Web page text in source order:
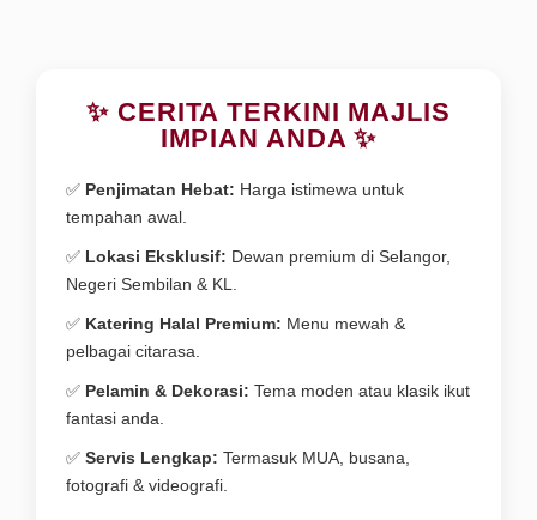
✨ CERITA TERKINI MAJLIS
IMPIAN ANDA ✨
✅ Penjimatan Hebat: Harga istimewa untuk
tempahan awal.
✅ Lokasi Eksklusif: Dewan premium di Selangor,
Negeri Sembilan & KL.
✅ Katering Halal Premium: Menu mewah &
pelbagai citarasa.
✅ Pelamin & Dekorasi: Tema moden atau klasik ikut
fantasi anda.
✅ Servis Lengkap: Termasuk MUA, busana,
fotografi & videografi.